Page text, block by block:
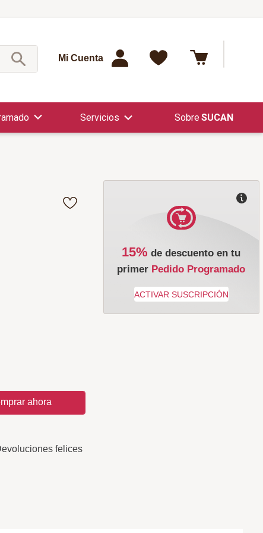
Mi Cuenta
Servicios SUCAN
ahora
15% de descuento en tu
primer Pedido Programado
felices